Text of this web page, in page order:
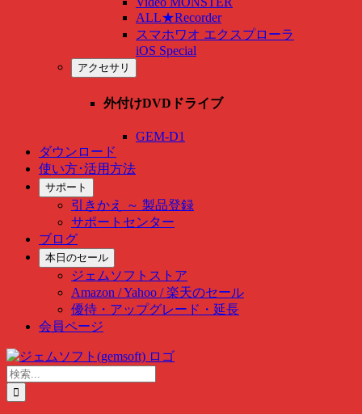
ALL★Recorder
スマホワオ エクスプローラ
iOS Special
アクセサリ
外付けDVDドライブ
GEM-D1
ダウンロード
使い方･活用方法
サポート
引きかえ ～ 製品登録
サポートセンター
ブログ
本日のセール
ジェムソフトストア
Amazon / Yahoo / 楽天のセール
優待・アップグレード・延長
会員ページ
Skip
to
content
検
索
…